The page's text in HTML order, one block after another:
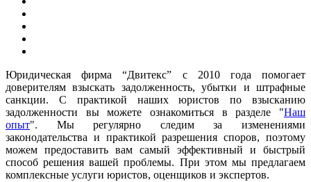
Юридическая фирма “Двитекс” с 2010 года помогает
доверителям взыскать задолженность, убытки и штрафные
санкции. С практикой наших юристов по взысканию
задолженности вы можете ознакомиться в разделе "Наш
опыт". Мы регулярно следим за изменениями
законодательства и практикой разрешения споров, поэтому
можем предоставить вам самый эффективный и быстрый
способ решения вашей проблемы. При этом мы предлагаем
комплексные услуги юристов, оценщиков и экспертов.